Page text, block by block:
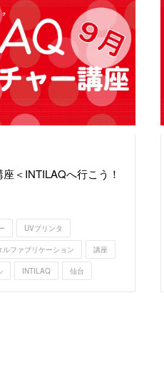
＜INTILAQへ行こう！
UVプリンタ
ルファブリケーション 講座
INTILAQ 仙台